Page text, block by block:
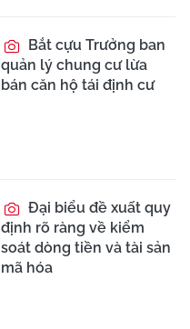
Bắt cựu Trưởng ban
quản lý chung cư lừa
bán căn hộ tái định cư
Đại biểu đề xuất quy
định rõ ràng về kiểm
soát dòng tiền và tài sản
mã hóa